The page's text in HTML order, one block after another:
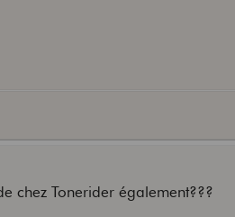
chez Tonerider également???